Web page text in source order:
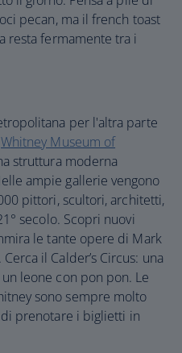
pecan, ma il french toast
resta fermamente tra i
per l'altra parte
Whitney Museum of
struttura moderna
ampie gallerie vengono
pittori, scultori, architetti,
secolo. Scopri nuovi
le tante opere di Mark
il Calder’s Circus: una
leone con pon pon. Le
sono sempre molto
prenotare i biglietti in